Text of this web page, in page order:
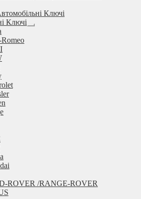
Ключі
Ключі
Розгорнуте
ROVER /RANGE-ROVER